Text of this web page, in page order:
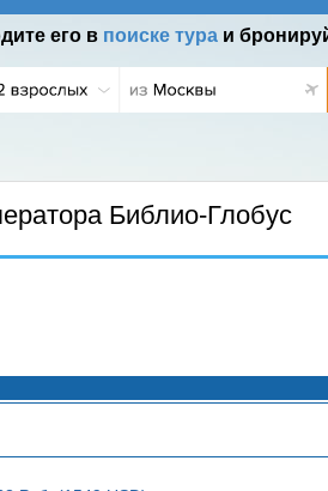
его в поиске тураи
Библио-Глобус